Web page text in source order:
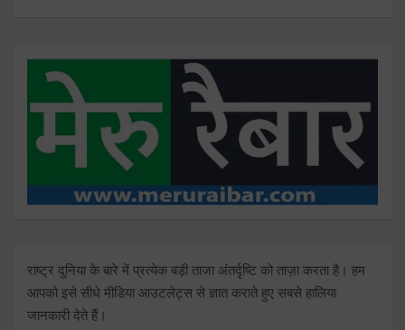
राष्ट्र दुनिया के बारे में प्रत्येक बड़ी ताजा अंतर्दृष्टि को ताज़ा करता है। हम
आपको इसे सीधे मीडिया आउटलेट्स से ज्ञात कराते हुए सबसे हालिया
जानकारी देते हैं।